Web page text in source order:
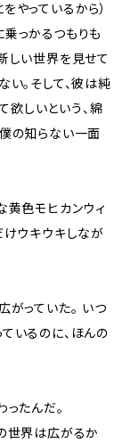
やっているから）
っかるつもりも
しい世界を見せて
い。そして、彼は純
欲しいという、綿
の知らない一面
黄色モヒカンウィ
けウキウキしなが
がっていた。 いつ
いるのに、ほんの
ったんだ。
世界は広がるか